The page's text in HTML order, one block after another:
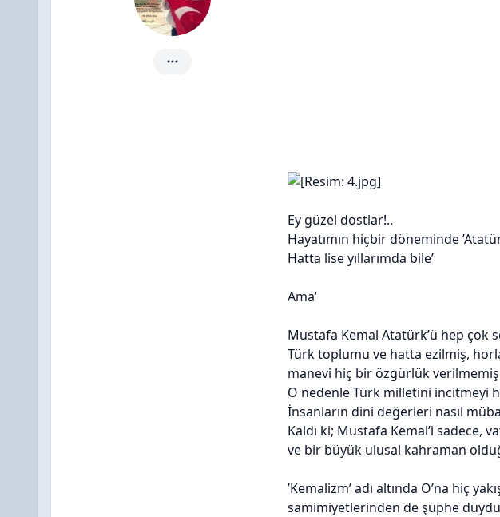
Ey güzel dostlar!..
Hayatımın hiçbir döneminde
Hatta lise yıllarımda bile’
Ama’
Mustafa Kemal Atatürk’ü hep çok
Türk toplumu ve hatta ezilmiş,
manevi hiç bir özgürlük
O nedenle Türk milletini incitmeyi
İnsanların dini değerleri nasıl
Kaldı ki; Mustafa Kemal’i sadece,
ve bir büyük ulusal kahraman
’Kemalizm’ adı altında O’na hiç
samimiyetlerinden de şüphe